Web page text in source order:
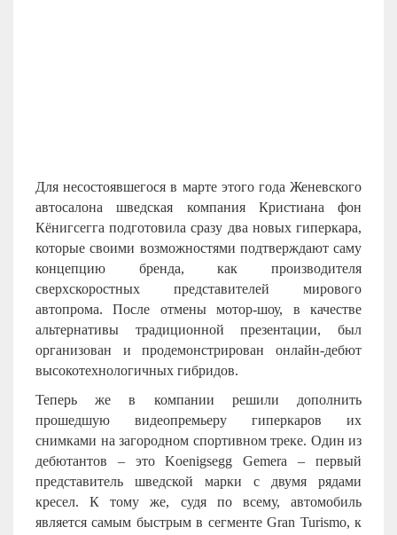
Для несостоявшегося в марте этого года Женевского
автосалона шведская компания Кристиана фон
Кёнигсегга подготовила сразу два новых гиперкара,
которые своими возможностями подтверждают саму
концепцию бренда, как производителя
сверхскоростных представителей мирового
автопрома. После отмены мотор-шоу, в качестве
альтернативы традиционной презентации, был
организован и продемонстрирован онлайн-дебют
высокотехнологичных гибридов.
Теперь же в компании решили дополнить
прошедшую видеопремьеру гиперкаров их
снимками на загородном спортивном треке. Один из
дебютантов – это
Koenigsegg Gemera – первый
представитель шведской марки с двумя рядами
кресел. К тому же, судя по всему, автомобиль
является самым быстрым в сегменте Gran Turismo, к